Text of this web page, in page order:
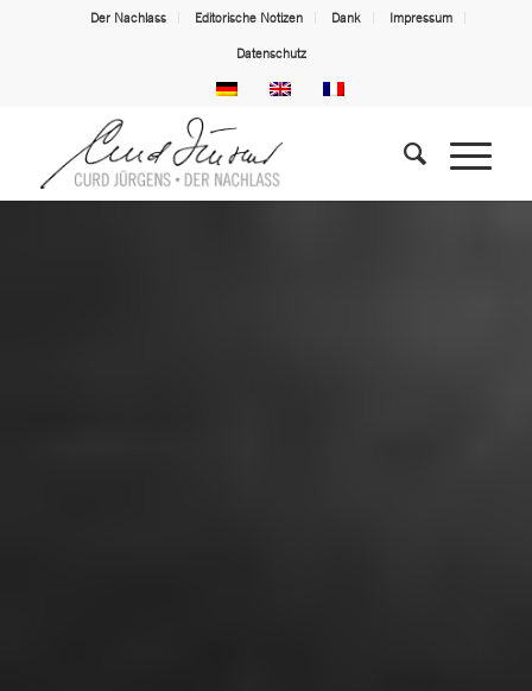
Der Nachlass Editorische Notizen Dank Impressum
Datenschutz